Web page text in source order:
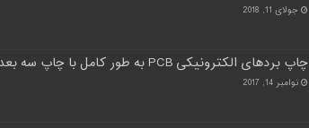
جولای 11, 2018
چاپ بردهای الکترونیکی PCB به طور کامل با چاپ سه بعدی
نوامبر 14, 2017